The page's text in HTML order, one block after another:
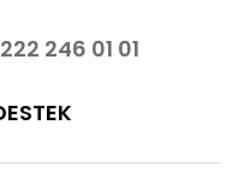
246 01 01